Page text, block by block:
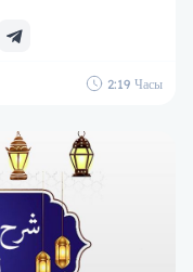
2:19 Часы